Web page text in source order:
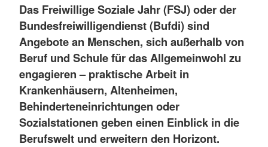
Das Freiwillige Soziale Jahr (FSJ) oder der
Bundesfreiwilligendienst (Bufdi) sind
Angebote an Menschen, sich außerhalb von
Beruf und Schule für das Allgemeinwohl zu
engagieren – praktische Arbeit in
Krankenhäusern, Altenheimen,
Behinderteneinrichtungen oder
Sozialstationen geben einen Einblick in die
Berufswelt und erweitern den Horizont.